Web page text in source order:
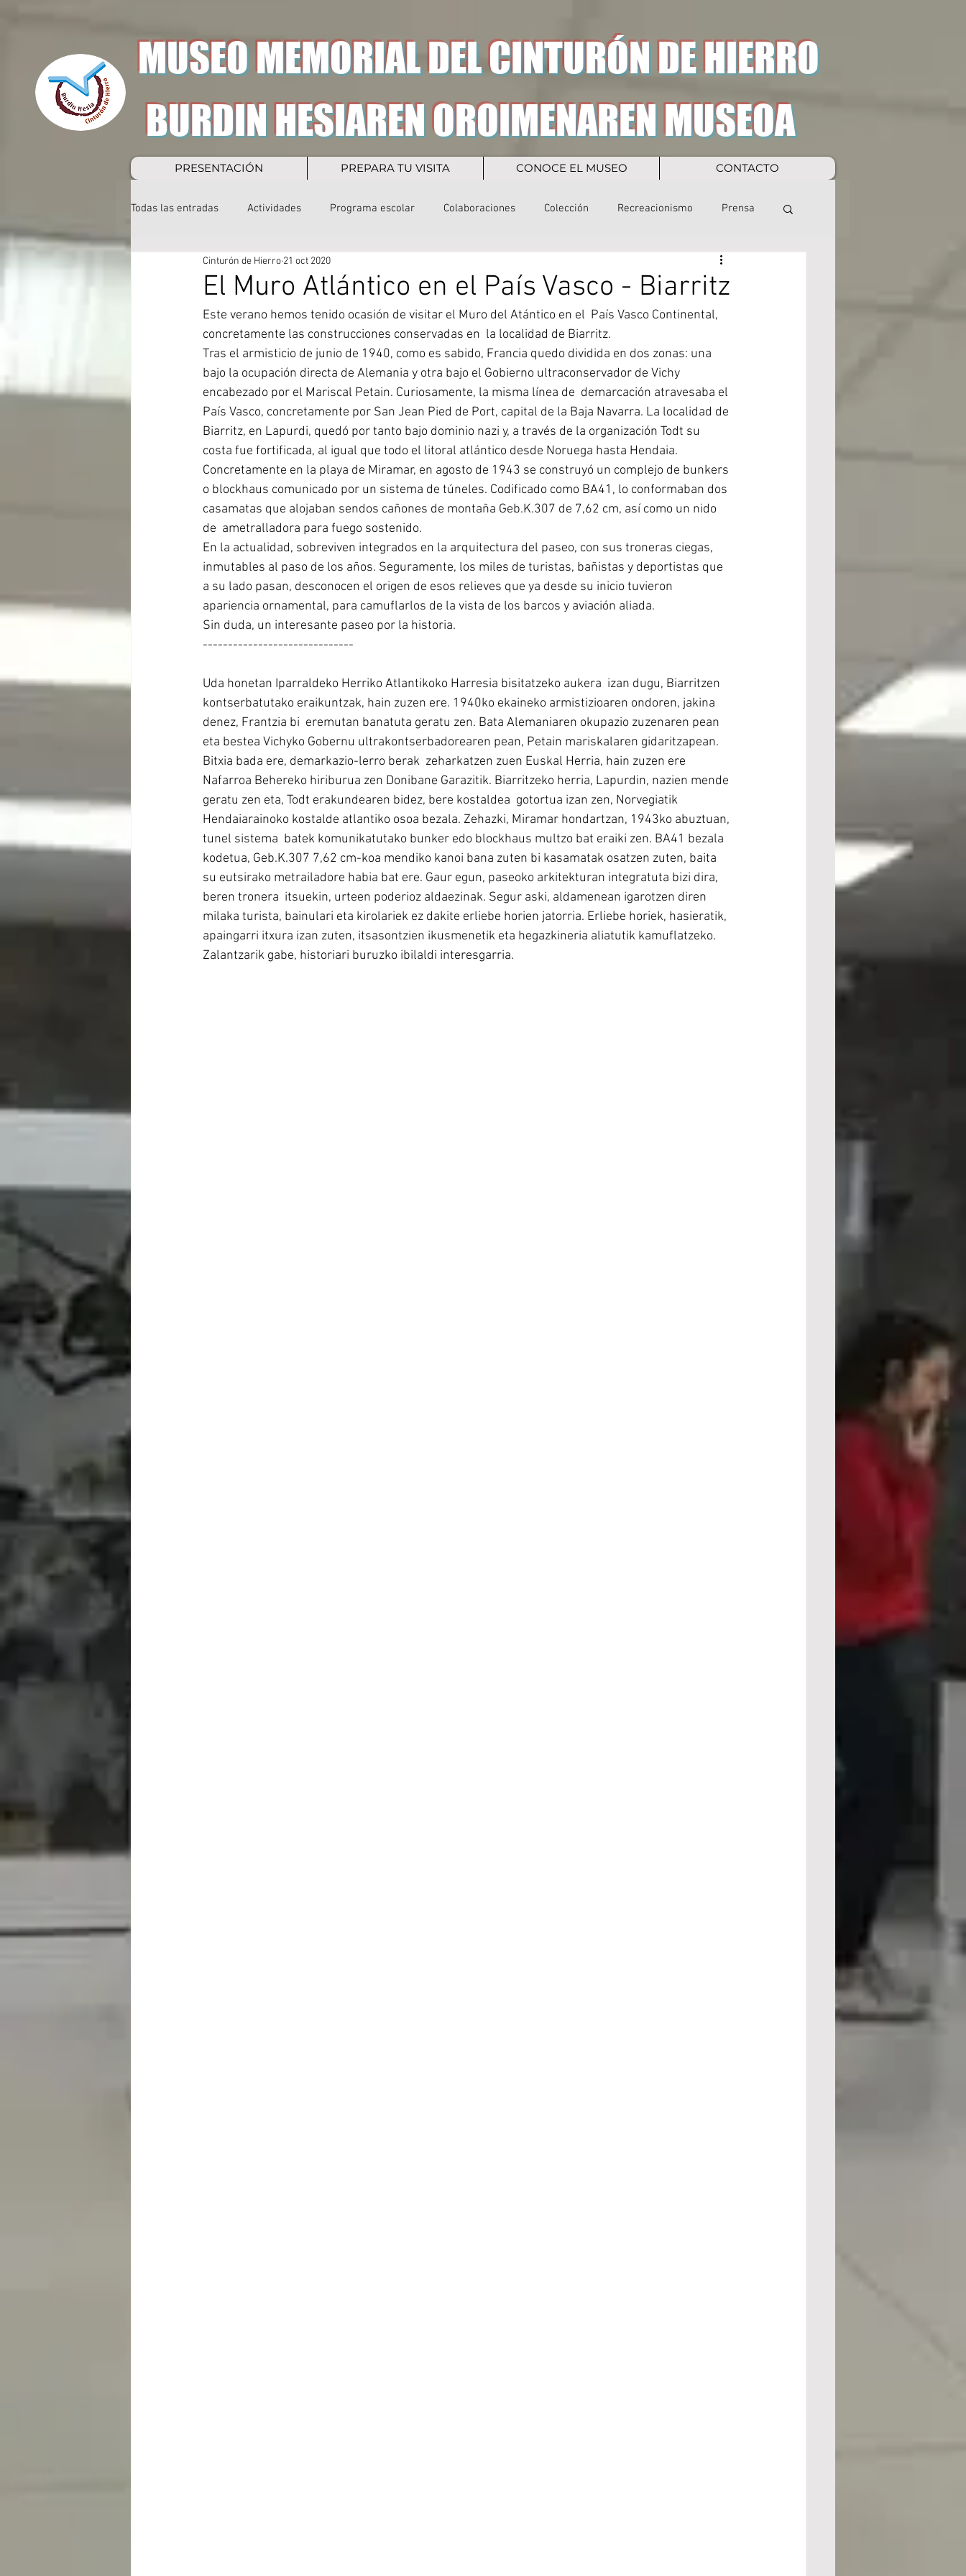
MUSEO MEMORIAL DEL CINTURÓN DE HIERRO
PRESENTACIÓN PREPARA TU VISITA CONOCE EL MUSEO CONTACTO
BURDIN HESIAREN OROIMENAREN MUSEOA
Todas las entradas Actividades Programa escolar Colaboraciones Colección Recreacionismo Prensa
El Muro Atlántico en el País Vasco - Biarritz
Cinturón de Hierro 21 oct 2020
Este verano hemos tenido ocasión de visitar el Muro del Atántico en el  País Vasco Continental,
concretamente las construcciones conservadas en  la localidad de Biarritz.
Tras el armisticio de junio de 1940, como es sabido, Francia quedo dividida en dos zonas: una
bajo la ocupación directa de Alemania y otra bajo el Gobierno ultraconservador de Vichy
encabezado por el Mariscal Petain. Curiosamente, la misma línea de  demarcación atravesaba el
País Vasco, concretamente por San Jean Pied de Port, capital de la Baja Navarra. La localidad de
Biarritz, en Lapurdi, quedó por tanto bajo dominio nazi y, a través de la organización Todt su
costa fue fortificada, al igual que todo el litoral atlántico desde Noruega hasta Hendaia.
Concretamente en la playa de Miramar, en agosto de 1943 se construyó un complejo de bunkers
o blockhaus comunicado por un sistema de túneles. Codificado como BA41, lo conformaban dos
casamatas que alojaban sendos cañones de montaña Geb.K.307 de 7,62 cm, así como un nido
de  ametralladora para fuego sostenido.
En la actualidad, sobreviven integrados en la arquitectura del paseo, con sus troneras ciegas,
inmutables al paso de los años. Seguramente, los miles de turistas, bañistas y deportistas que
a su lado pasan, desconocen el origen de esos relieves que ya desde su inicio tuvieron
apariencia ornamental, para camuflarlos de la vista de los barcos y aviación aliada.
Sin duda, un interesante paseo por la historia.
------------------------------
Uda honetan Iparraldeko Herriko Atlantikoko Harresia bisitatzeko aukera  izan dugu, Biarritzen
kontserbatutako eraikuntzak, hain zuzen ere. 1940ko ekaineko armistizioaren ondoren, jakina
denez, Frantzia bi  eremutan banatuta geratu zen. Bata Alemaniaren okupazio zuzenaren pean
eta bestea Vichyko Gobernu ultrakontserbadorearen pean, Petain mariskalaren gidaritzapean.
Bitxia bada ere, demarkazio-lerro berak  zeharkatzen zuen Euskal Herria, hain zuzen ere
Nafarroa Behereko hiriburua zen Donibane Garazitik. Biarritzeko herria, Lapurdin, nazien mende
geratu zen eta, Todt erakundearen bidez, bere kostaldea  gotortua izan zen, Norvegiatik
Hendaiarainoko kostalde atlantiko osoa bezala. Zehazki, Miramar hondartzan, 1943ko abuztuan,
tunel sistema  batek komunikatutako bunker edo blockhaus multzo bat eraiki zen. BA41 bezala
kodetua, Geb.K.307 7,62 cm-koa mendiko kanoi bana zuten bi kasamatak osatzen zuten, baita
su eutsirako metrailadore habia bat ere. Gaur egun, paseoko arkitekturan integratuta bizi dira,
beren tronera  itsuekin, urteen poderioz aldaezinak. Segur aski, aldamenean igarotzen diren
milaka turista, bainulari eta kirolariek ez dakite erliebe horien jatorria. Erliebe horiek, hasieratik,
apaingarri itxura izan zuten, itsasontzien ikusmenetik eta hegazkineria aliatutik kamuflatzeko.
Zalantzarik gabe, historiari buruzko ibilaldi interesgarria.